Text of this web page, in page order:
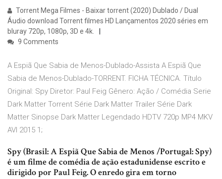
Torrent Mega Filmes - Baixar torrent (2020) Dublado / Dual
Áudio download Torrent filmes HD Lançamentos 2020 séries em
bluray 720p, 1080p, 3D e 4k.
9 Comments
A Espiã Que Sabia de Menos-Dublado-Assista A Espiã Que
Sabia de Menos-Dublado-TORRENT. FICHA TÉCNICA. Título
Original: Spy Diretor: Paul Feig Gênero: Ação / Comédia Serie
Dark Matter Torrent Série Dark Matter Trailer Série Dark
Matter Sinopse Dark Matter Legendado HDTV 720p MP4 MKV
AVI 2015 1;
Spy (Brasil: A Espiã Que Sabia de Menos /Portugal: Spy)
é um filme de comédia de ação estadunidense escrito e
dirigido por Paul Feig. O enredo gira em torno